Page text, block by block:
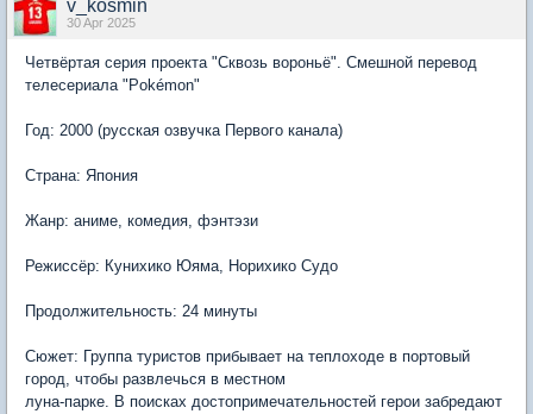
v_kosmin
30 Apr 2025
Четвёртая серия проекта "Сквозь вороньё". Смешной перевод
телесериала "Pokémon"
Год: 2000 (русская озвучка Первого канала)
Страна: Япония
Жанр: аниме, комедия, фэнтэзи
Режиссёр: Кунихико Юяма, Норихико Судо
Продолжительность: 24 минуты
Сюжет: Группа туристов прибывает на теплоходе в портовый
город, чтобы развлечься в местном
луна-парке. В поисках достопримечательностей герои забредают